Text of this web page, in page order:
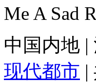
Me A Sad
中国内地 |
现代都市 |